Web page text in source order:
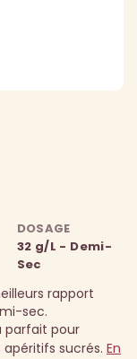
DOSAGE
32 g/L - Demi-
Sec
rapport
sec.
parfait pour
sucrés. En